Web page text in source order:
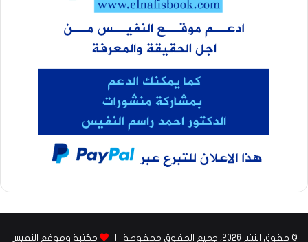
© حقوق النشر 2026، جميع الحقوق محفوظة | مكتبة وموقع النفيس